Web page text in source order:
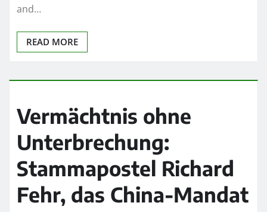
and…
READ MORE
Vermächtnis ohne
Unterbrechung:
Stammapostel Richard
Fehr, das China-Mandat